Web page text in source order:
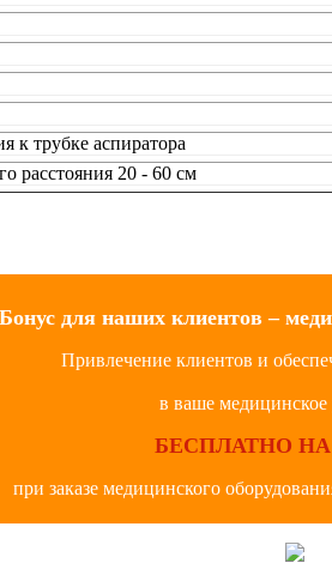
к трубке аспиратора
расстояния 20 - 60 см
Бонус для наших клиентов –
Привлечение клиентов и
в ваше
БЕСПЛАТНО
при заказе медицинского